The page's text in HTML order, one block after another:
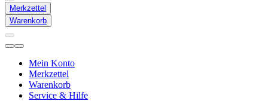
Merkzettel
Warenkorb
Mein Konto
Merkzettel
Warenkorb
Service & Hilfe